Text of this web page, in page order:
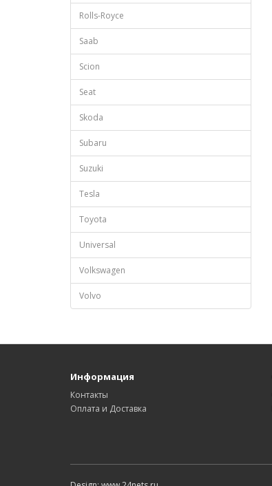
Rolls-Royce
Saab
Scion
Seat
Skoda
Subaru
Suzuki
Tesla
Toyota
Universal
Volkswagen
Volvo
Информация
Контакты
Оплата и Доставка